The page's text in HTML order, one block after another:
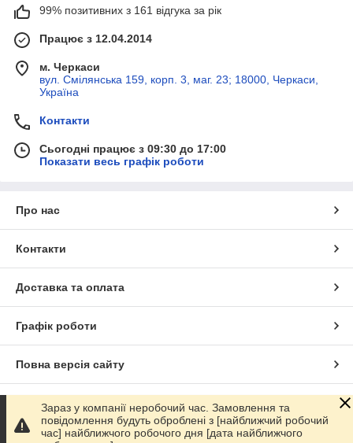
99% позитивних з 161 відгука за рік
Працює з 12.04.2014
м. Черкаси
вул. Смілянська 159, корп. 3, маг. 23; 18000, Черкаси,
Україна
Контакти
Сьогодні працює з 09:30 до 17:00
Показати весь графік роботи
Про нас
Контакти
Доставка та оплата
Графік роботи
Повна версія сайту
Сайт створено на маркетплейсіProm.ua
Зараз у компанії неробочий час. Замовлення та
повідомлення будуть оброблені з [найближчий робочий
час] найближчого робочого дня [дата найближчого